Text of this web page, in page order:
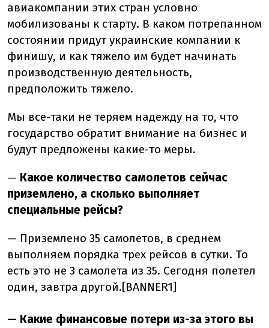
авиакомпании этих стран условно
мобилизованы к старту. В каком потрепанном
состоянии придут украинские компании к
финишу, и как тяжело им будет начинать
производственную деятельность,
предположить тяжело.
Мы все-таки не теряем надежду на то, что
государство обратит внимание на бизнес и
будут предложены какие-то меры.
— Какое количество самолетов сейчас
приземлено, а сколько выполняет
специальные рейсы?
— Приземлено 35 самолетов, в среднем
выполняем порядка трех рейсов в сутки. То
есть это не 3 самолета из 35. Сегодня полетел
один, завтра другой.[BANNER1]
— Какие финансовые потери из-за этого вы